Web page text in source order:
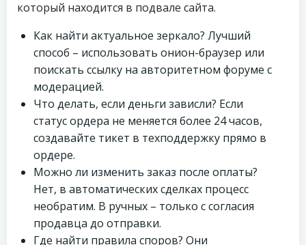
который находится в подвале сайта.
Как найти актуальное зеркало? Лучший
способ – использовать онион-браузер или
поискать ссылку на авторитетном форуме с
модерацией.
Что делать, если деньги зависли? Если
статус ордера не меняется более 24 часов,
создавайте тикет в техподдержку прямо в
ордере.
Можно ли изменить заказ после оплаты?
Нет, в автоматических сделках процесс
необратим. В ручных – только с согласия
продавца до отправки.
Где найти правила споров? Они